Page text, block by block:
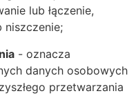
lub łączenie,
niszczenie;
- oznacza
danych osobowych
przetwarzania